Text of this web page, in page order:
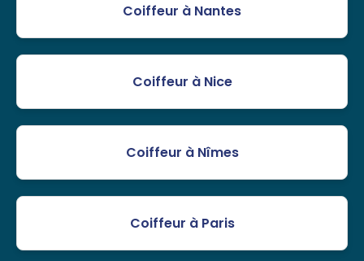
Coiffeur à Nantes
Coiffeur à Nice
Coiffeur à Nîmes
Coiffeur à Paris